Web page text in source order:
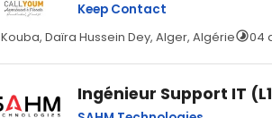
Keep Contact
Kouba, Daïra Hussein Dey, Alger, Algérie
04
Ingénieur Support IT